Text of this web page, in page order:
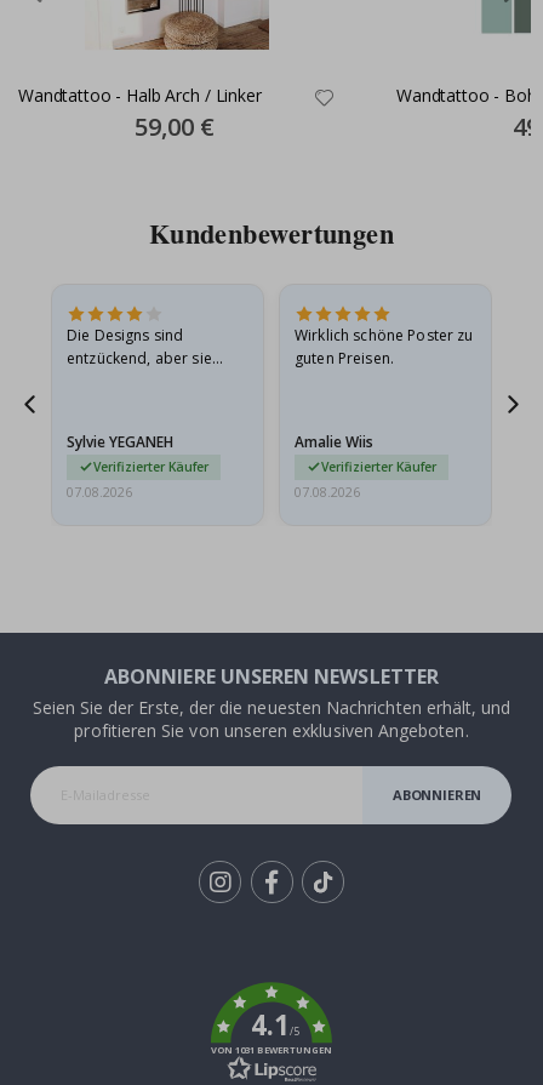
Wandtattoo - Halb Arch / Linker
Special
Price
59,00 €
Wandtattoo -
Kundenbewertungen
Die Designs sind
entzückend, aber sie
sie…
Sylvie YEGANEH
Verifizierter Käufer
07.08.2026
Wirklich schöne Poster zu
guten Preisen.
Amalie Wiis
Verifizierter Käufer
07.08.2026
ABONNIERE UNSEREN NEWSLETTER
Seien Sie der Erste, der die neuesten Nachrichten erhält, und
profitieren Sie von unseren exklusiven Angeboten.
ABONNIEREN
4.1/5
VON 1031 BEWERTUNGEN